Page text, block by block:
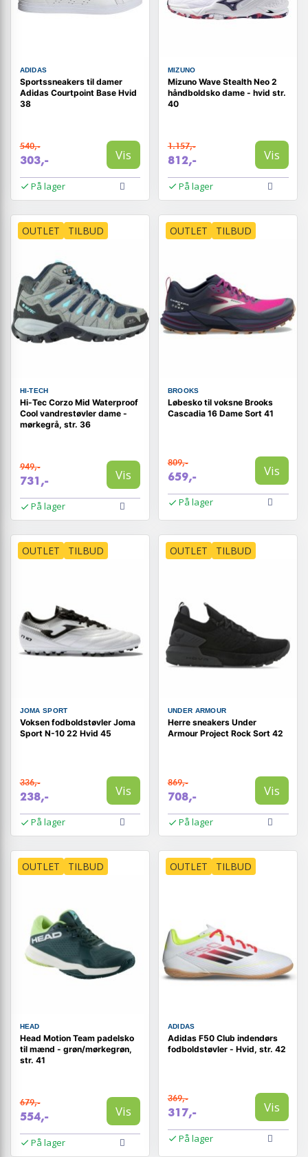
ADIDAS
Sportssneakers til damer
Adidas Courtpoint Base Hvid
38
540,-
303,- Vis
På lager
MIZUNO
Mizuno Wave Stealth Neo 2
håndboldsko dame - hvid str.
40
1.157,-
812,- Vis
På lager
OUTLET TILBUD
HI-TECH
Hi-Tec Corzo Mid Waterproof
Cool vandrestøvler dame -
mørkegrå, str. 36
949,-
731,- Vis
På lager
OUTLET TILBUD
BROOKS
Løbesko til voksne Brooks
Cascadia 16 Dame Sort 41
809,-
659,- Vis
På lager
OUTLET TILBUD
JOMA SPORT
Voksen fodboldstøvler Joma
Sport N-10 22 Hvid 45
336,-
238,- Vis
På lager
OUTLET TILBUD
UNDER ARMOUR
Herre sneakers Under
Armour Project Rock Sort 42
869,-
708,- Vis
På lager
OUTLET TILBUD
HEAD
Head Motion Team padelsko
til mænd - grøn/mørkegrøn,
str. 41
679,-
554,- Vis
På lager
OUTLET TILBUD
ADIDAS
Adidas F50 Club indendørs
fodboldstøvler - Hvid, str. 42
369,-
317,- Vis
På lager